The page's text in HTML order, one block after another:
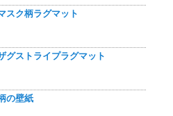
スク柄ラグマット
グストライプラグマット
の壁紙